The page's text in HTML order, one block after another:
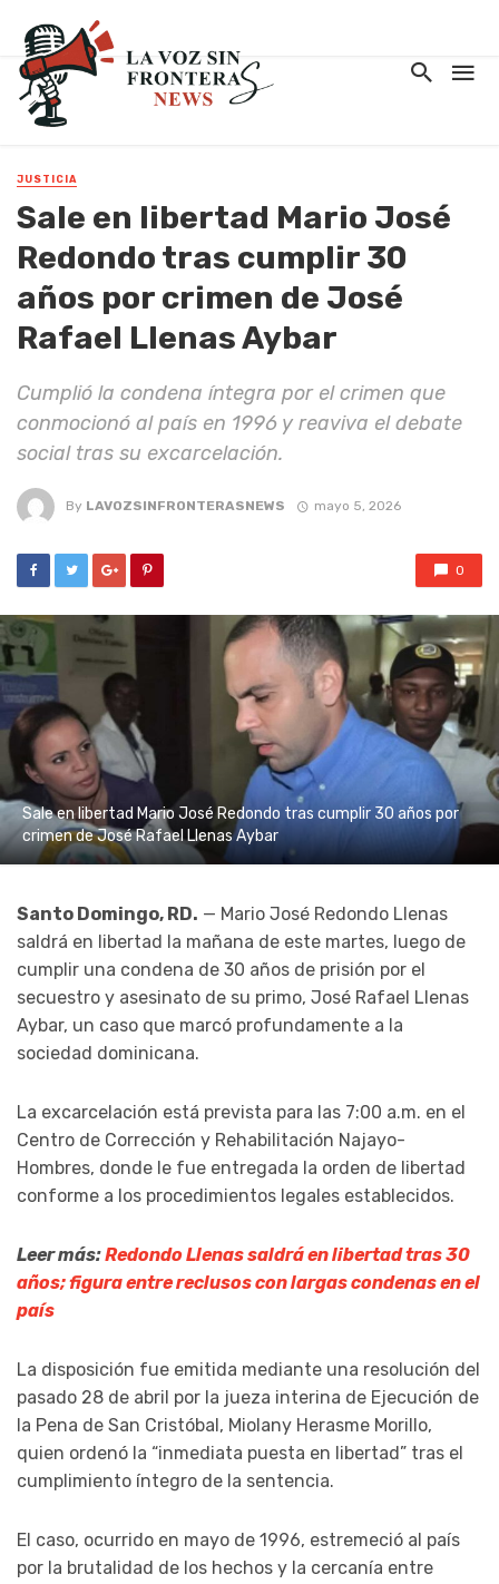
JUSTICIA
Sale en libertad Mario José
Redondo tras cumplir 30
años por crimen de José
Rafael Llenas Aybar
Cumplió la condena íntegra por el crimen que
conmocionó al país en 1996 y reaviva el debate
social tras su excarcelación.
By LAVOZSINFRONTERASNEWS mayo 5, 2026
0
Sale en libertad Mario José Redondo tras cumplir 30 años por
crimen de José Rafael Llenas Aybar
Santo Domingo, RD. — Mario José Redondo Llenas
saldrá en libertad la mañana de este martes, luego de
cumplir una condena de 30 años de prisión por el
secuestro y asesinato de su primo, José Rafael Llenas
Aybar, un caso que marcó profundamente a la
sociedad dominicana.
La excarcelación está prevista para las 7:00 a.m. en el
Centro de Corrección y Rehabilitación Najayo-
Hombres, donde le fue entregada la orden de libertad
conforme a los procedimientos legales establecidos.
Leer más:Redondo Llenas saldrá en libertad tras 30
años; figura entre reclusos con largas condenas en el
país
La disposición fue emitida mediante una resolución del
pasado 28 de abril por la jueza interina de Ejecución de
la Pena de San Cristóbal, Miolany Herasme Morillo,
quien ordenó la “inmediata puesta en libertad” tras el
cumplimiento íntegro de la sentencia.
El caso, ocurrido en mayo de 1996, estremeció al país
por la brutalidad de los hechos y la cercanía entre